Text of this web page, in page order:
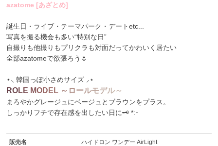
azatome [あざとめ]
誕生日・ライブ・テーマパーク・デートetc...
写真を撮る機会も多い“特別な日”
自撮りも他撮りもプリクラも対面だってかわいく居たい
全部azatomeで欲張ろう🌷
⋆⸜ 韓国っぽ小さめサイズ ⸝⋆
ROLE MOD E L ～ ロールモデル～
まろやかグレージュにベージュとブラウンをプラス。
しっかりフチで存在感を出したい日に🗝️ *:･
販売名 ハイドロン ワンデー AirLight